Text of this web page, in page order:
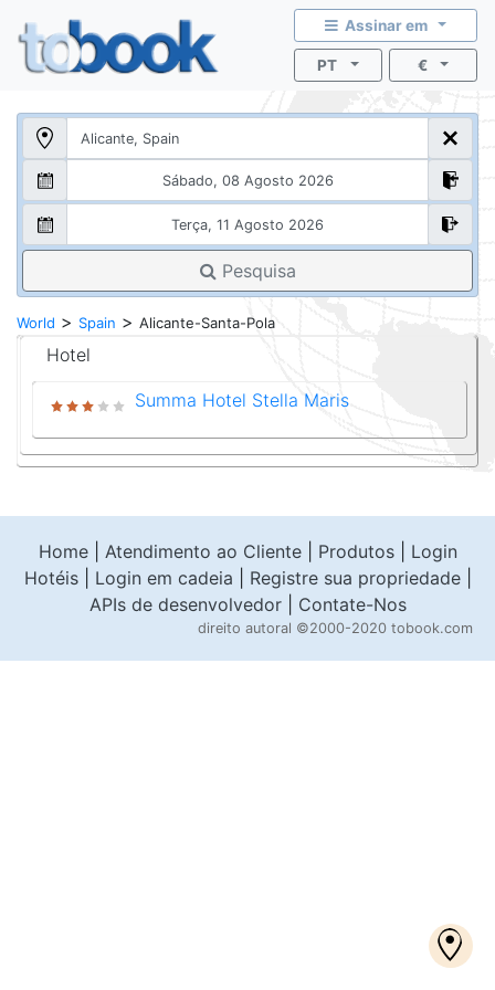
Assinar em
PT €
Pesquisa
World > Spain > Alicante-Santa-Pola
Hotel
Summa Hotel Stella Maris
Home| Atendimento ao Cliente| Produtos| Login
Hotéis| Login em cadeia Registre sua propriedade|
APIs de desenvolvedor| Contate-Nos
direito autoral ©2000-2020 tobook.com